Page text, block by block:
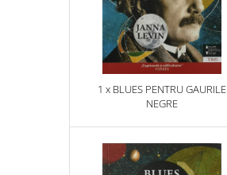
1 x BLUES PENTRU GAURILE
NEGRE